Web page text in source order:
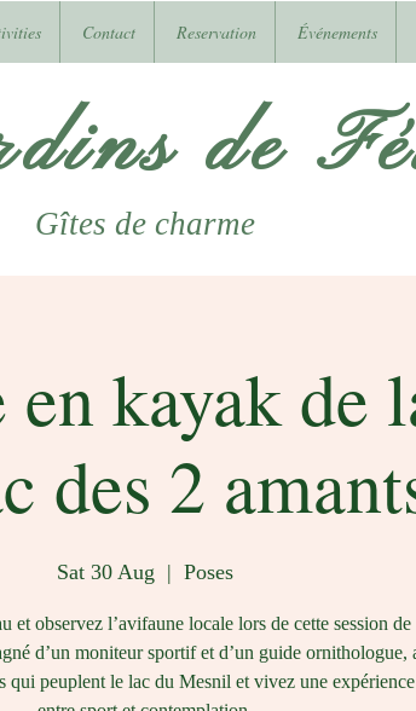
Contact Reservation Événements
de
Gîtes de charme
kayak de
des 2
Sat 30 Aug
  |
Poses
et observez l’avifaune locale lors de cette session
d’un moniteur sportif et d’un guide ornithologue,
qui peuplent le lac du Mesnil et vivez une